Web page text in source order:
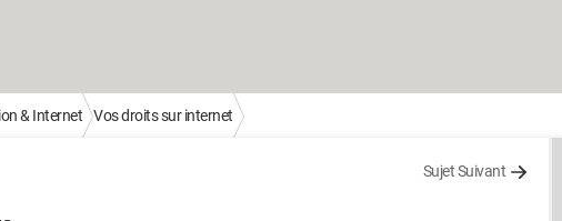
& Internet Vos droits sur internet
Sujet Suivant